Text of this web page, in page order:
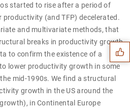
started to rise after a period of
(and TFP) decelerated.
and multivariate methods, that
breaks in productivity growth
to confirm the existence of a
lower productivity growth in some
mid-1990s. We find a structural
growth in the US around the
in Continental Europe
Sugerencias